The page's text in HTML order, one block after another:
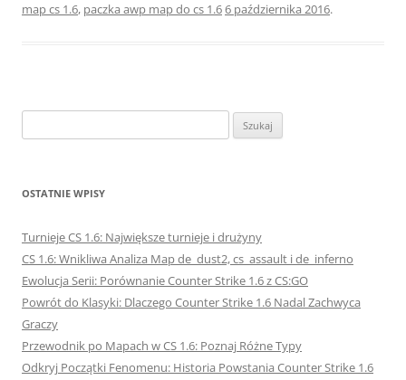
map cs 1.6, paczka awp map do cs 1.66 października 2016.
OSTATNIE WPISY
Turnieje CS 1.6: Największe turnieje i drużyny
CS 1.6: Wnikliwa Analiza Map de_dust2, cs_assault i de_inferno
Ewolucja Serii: Porównanie Counter Strike 1.6 z CS:GO
Powrót do Klasyki: Dlaczego Counter Strike 1.6 Nadal Zachwyca
Graczy
Przewodnik po Mapach w CS 1.6: Poznaj Różne Typy
Odkryj Początki Fenomenu: Historia Powstania Counter Strike 1.6